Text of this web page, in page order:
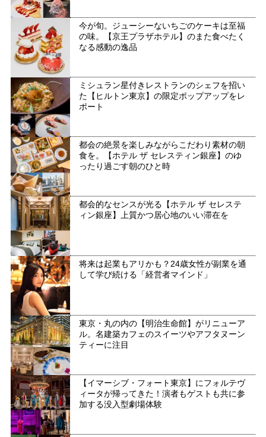
今が旬。ジューシーないちごのケーキは至福
の味。【京王プラザホテル】のまた食べたく
なる感動の逸品
ミシュラン星付きレストランのシェフを招い
た【ヒルトン東京】の限定ポップアップをレ
ポート
都会の絶景を楽しみながらこだわり素材の朝
食を。【ホテル ザ セレスティン銀座】のゆ
ったり過ごす朝のひと時
都会的なセンスが光る【ホテル ザ セレステ
ィン銀座】上質かつ居心地のいい滞在を
将来は起業もアリかも？24歳女性が副業を通
して学び続ける「経営者マインド」
東京・丸の内の【明治生命館】がリニューア
ル。名建築カフェのスイーツやアフタヌーン
ティーに注目
【イマーシブ・フォート東京】にフォルテヴ
ィータが帰ってきた！演者もゲストも共に参
加する没入型劇場体験